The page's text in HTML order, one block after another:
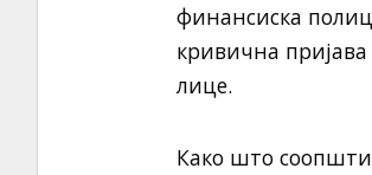
финансиска
кривична
лице.
Како што